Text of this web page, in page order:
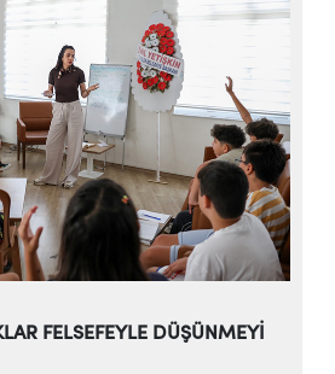
FELSEFEYLE DÜŞÜNMEYİ